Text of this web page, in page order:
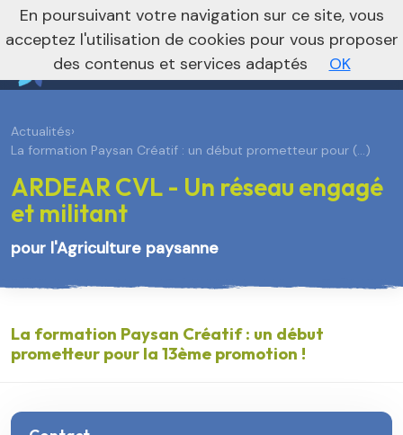
Je m’abonne à la newsletter foncière Vers le site national
Actualités›
La formation Paysan Créatif : un début prometteur pour (…)
ARDEAR CVL - Un réseau engagé
et militant
pour l'Agriculture paysanne
La formation Paysan Créatif : un début
prometteur pour la 13ème promotion !
En poursuivant votre navigation sur ce site, vous
acceptez l'utilisation de cookies pour vous proposer
des contenus et services adaptés
OK